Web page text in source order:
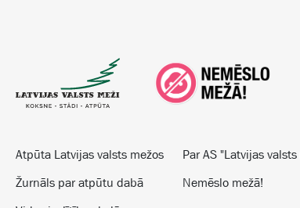
Atpūta Latvijas valsts mežos
Par AS "Latvijas
Žurnāls par atpūtu dabā
Nemēslo mežā!